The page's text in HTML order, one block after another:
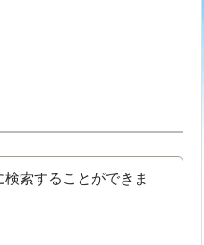
索することができま